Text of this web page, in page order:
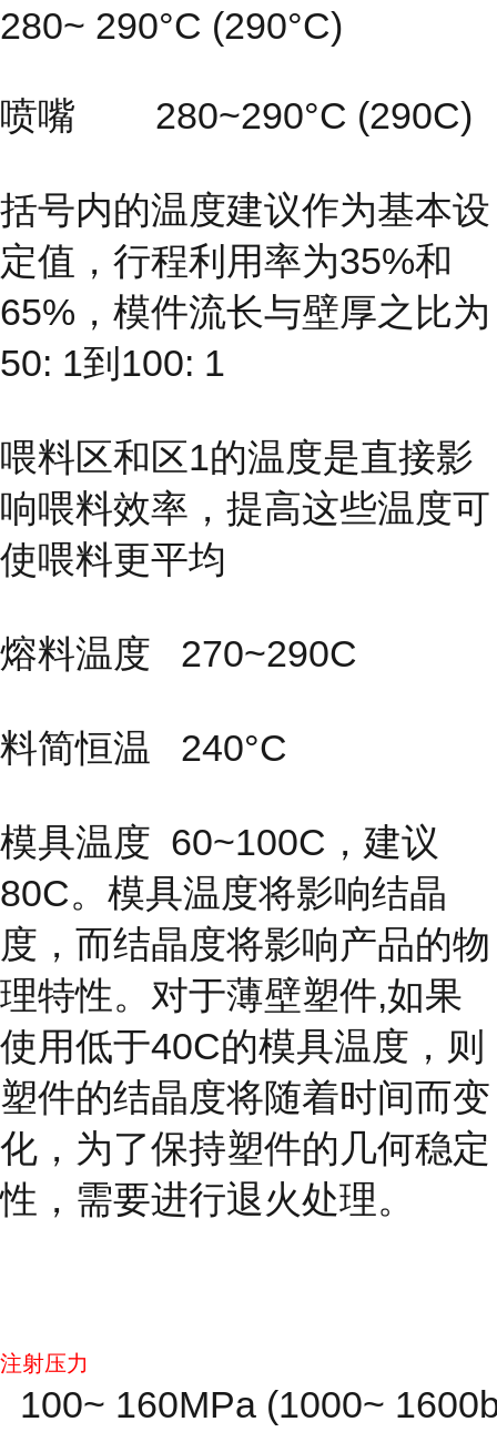
280~ 290°C (290°C)
喷嘴 280~290°C (290C)
括号内的温度建议作为基本设
定值，行程利用率为35%和
65%，模件流长与壁厚之比为
50: 1到100: 1
喂料区和区1的温度是直接影
响喂料效率，提高这些温度可
使喂料更平均
熔料温度 270~290C
料简恒温 240°C
模具温度 60~100C，建议
80C。模具温度将影响结晶
度，而结晶度将影响产品的物
理特性。对于薄壁塑件,如果
使用低于40C的模具温度，则
塑件的结晶度将随着时间而变
化，为了保持塑件的几何稳定
性，需要进行退火处理。
注射压力
100~ 160MPa (1000~